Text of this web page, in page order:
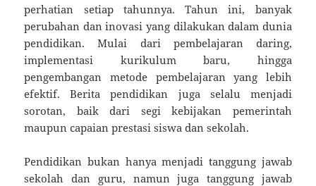
perhatian setiap tahunnya. Tahun ini, banyak
perubahan dan inovasi yang dilakukan dalam dunia
pendidikan. Mulai dari pembelajaran daring,
implementasi kurikulum baru, hingga
pengembangan metode pembelajaran yang lebih
efektif. Berita pendidikan juga selalu menjadi
sorotan, baik dari segi kebijakan pemerintah
maupun capaian prestasi siswa dan sekolah.
Pendidikan bukan hanya menjadi tanggung jawab
sekolah dan guru, namun juga tanggung jawab